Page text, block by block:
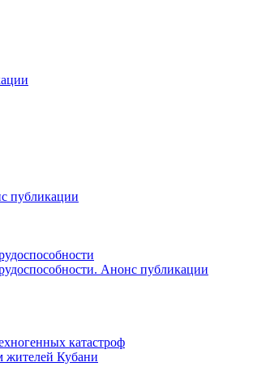
публикации
Анонс публикации
катастроф
жителей Кубани